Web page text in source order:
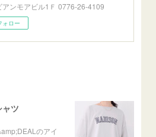
ンモアビル1Ｆ 0776-26-4109
ォロー
ツ
のアイ